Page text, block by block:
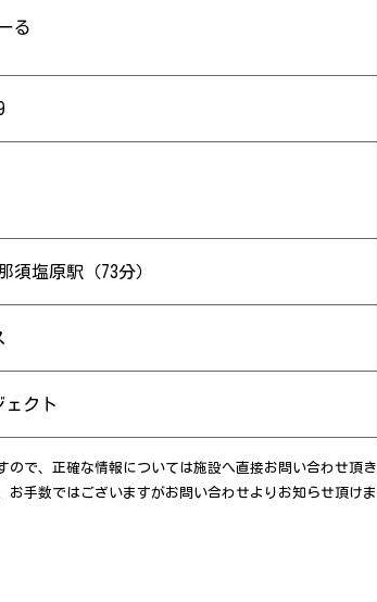
る
須塩原駅（73分）
ェクト
で、正確な情報については施設へ直接お問い合わせ頂き
手数ではございますがお問い合わせよりお知らせ頂けま